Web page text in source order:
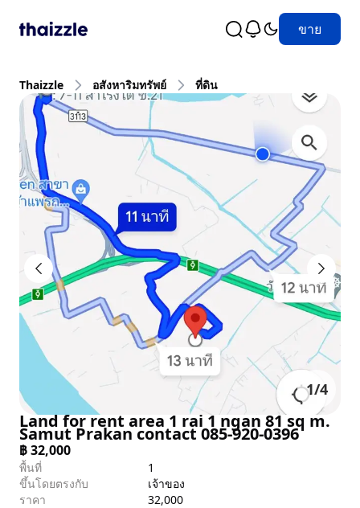
ขาย
Thaizzle อสังหาริมทรัพย์ ที่ดิน
1/4
Land for rent area 1 rai 1 ngan 81 sq m.
Samut Prakan contact 085-920-0396
฿32,000
พื้นที่
1
ขึ้นโดยตรงกับ
เจ้าของ
ราคา
32,000